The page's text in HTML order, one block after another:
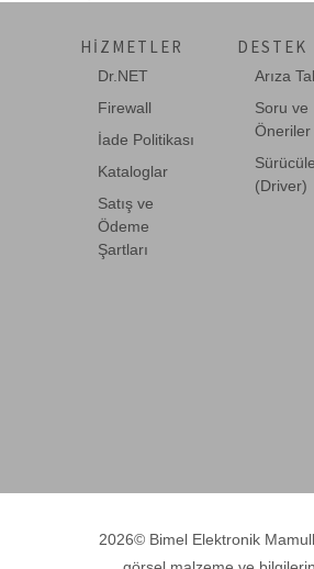
HIZMETLER
Dr.NET
Firewall
İade Politikası
Kataloglar
Satış ve
Ödeme
Şartları
DESTEK
Arıza
Soru ve
Öneriler
(Driver)
2026© Bimel Elektronik